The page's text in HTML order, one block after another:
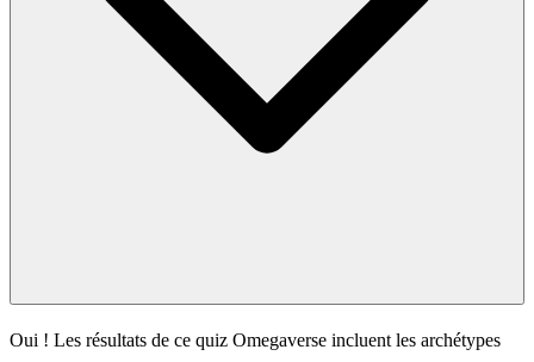
Oui ! Les résultats de ce quiz Omegaverse incluent les archétypes